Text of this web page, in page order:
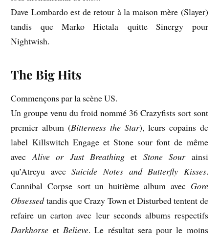
Dave Lombardo est de retour à la maison mère (Slayer)
tandis que Marko Hietala quitte Sinergy pour
Nightwish.
The Big Hits
Commençons par la scène US.
Un groupe venu du froid nommé 36 Crazyfists sort sont
premier album (Bitterness the Star), leurs copains de
label Killswitch Engage et Stone sour font de même
avecAlive or Just Breathing et Stone Sourainsi
qu’Atreyu avecSuicide Notes and Butterfly Kisses.
Cannibal Corpse sort un huitième album avec Gore
Obsessedtandis que Crazy Town et Disturbed tentent de
refaire un carton avec leur seconds albums respectifs
Darkhorse et Believe. Le résultat sera pour le moins